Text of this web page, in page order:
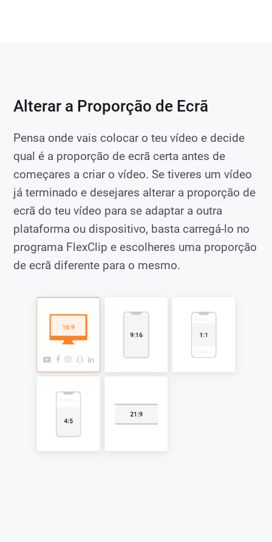
Alterar a Proporção de Ecrã
Pensa onde vais colocar o teu vídeo e decide
qual é a proporção de ecrã certa antes de
começares a criar o vídeo. Se tiveres um vídeo
já terminado e desejares alterar a proporção de
ecrã do teu vídeo para se adaptar a outra
plataforma ou dispositivo, basta carregá-lo no
programa FlexClip e escolheres uma proporção
de ecrã diferente para o mesmo.